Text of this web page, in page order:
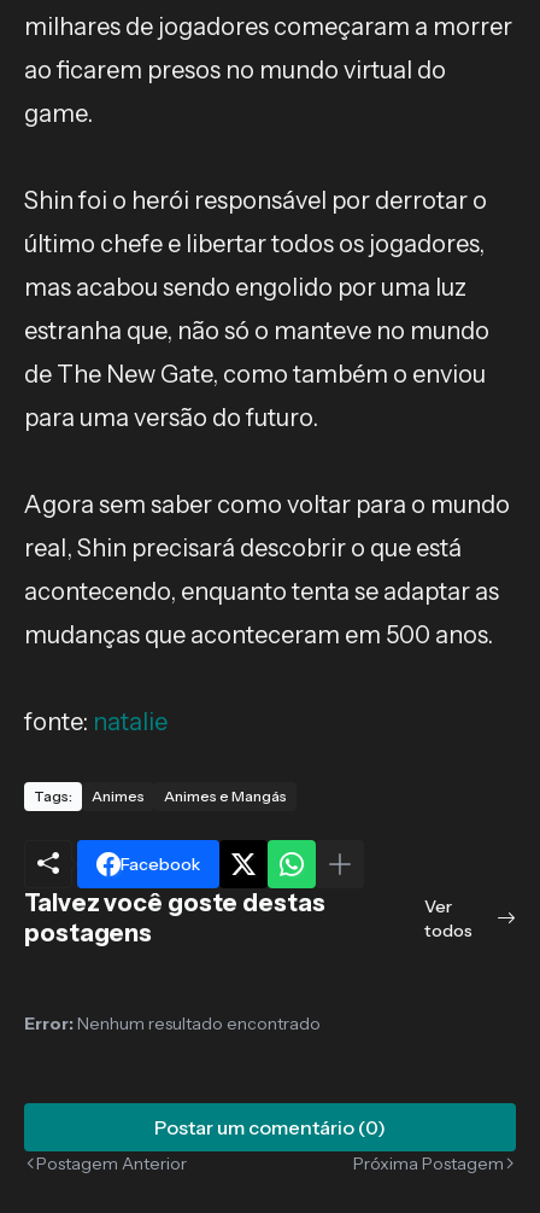
milhares de jogadores começaram a morrer
ao ficarem presos no mundo virtual do
game.
Shin foi o herói responsável por derrotar o
último chefe e libertar todos os jogadores,
mas acabou sendo engolido por uma luz
estranha que, não só o manteve no mundo
de The New Gate, como também o enviou
para uma versão do futuro.
Agora sem saber como voltar para o mundo
real, Shin precisará descobrir o que está
acontecendo, enquanto tenta se adaptar as
mudanças que aconteceram em 500 anos.
fonte: natalie
Tags: Animes Animes e Mangás
Facebook
Talvez você goste destas
postagens
Ver
todos
Error: Nenhum resultado encontrado
Postar um comentário (0)
Postagem Anterior Próxima Postagem